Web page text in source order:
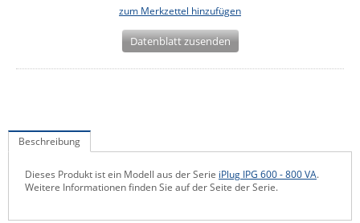
IEC Lock
Kerlink
Kramer Electronics
KVM TEC
zum Merkzettel hinzufügen
Datenblatt zusenden
Beschreibung
Dieses Produkt ist ein Modell aus der Serie iPlug IPG 600 - 800 VA.
Weitere Informationen finden Sie auf der Seite der Serie.